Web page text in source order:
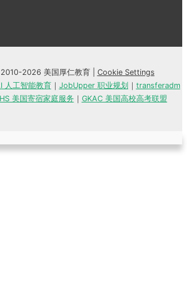
2026 美国厚仁教育 | Cookie Settings
人工智能教育｜ JobUpper 职业规划 ｜ transferadm
美国寄宿家庭服务 ｜ GKAC 美国高校高考联盟